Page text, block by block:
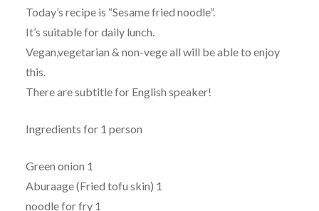
Today’s recipe is “Sesame fried noodle”.
It’s suitable for daily lunch.
Vegan,vegetarian & non-vege all will be able to enjoy
this.
There are subtitle for English speaker!
Ingredients for 1 person
Green onion 1
Aburaage (Fried tofu skin) 1
noodle for fry 1